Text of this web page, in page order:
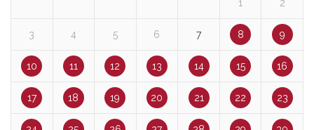
1 2
3 4 5 6 7 8 9
10 11 12 13 14 15 16
17 18 19 20 21 22 23